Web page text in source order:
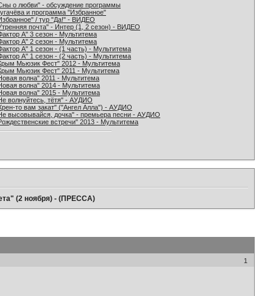
о любви" - обсуждение программы
и программа "Избранное"
/ тур "Да!" - ВИДЕО
почта" - Интер (1, 2 сезон) - ВИДЕО
А" 3 сезон - Мультитема
А" 2 сезон - Мультитема
А" 1 сезон - (1 часть) - Мультитема
А" 1 сезон - (2 часть) - Мультитема
Мьюзик Фест" 2012 - Мультитема
Мьюзик Фест" 2011 - Мультитема
волна" 2011 - Мультитема
волна" 2014 - Мультитема
волна" 2015 - Мультитема
волнуйтесь, тётя" - АУДИО
то вам закат" ("Ангел Алла") - АУДИО
высовывайся, дочка" - премьера песни - АУДИО
встречи" 2013 - Мультитема
(2 ноября) - (ПРЕССА)
1